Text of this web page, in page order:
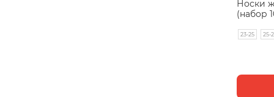
Носки
(набор
23-25 25-